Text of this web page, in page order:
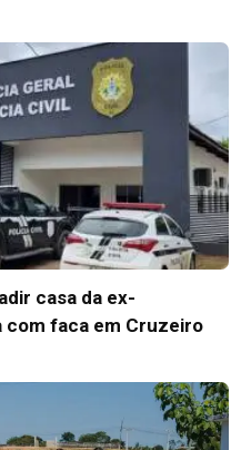
casa da ex-
com faca em Cruzeiro